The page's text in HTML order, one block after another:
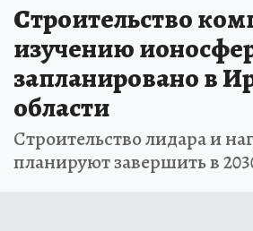
Строительство
изучению
запланировано в
области
Строительство лидара и
планируют завершить в